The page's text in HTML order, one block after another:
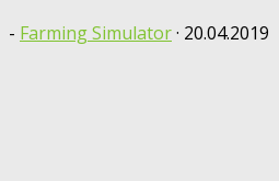
- Farming Simulator· 20.04.2019